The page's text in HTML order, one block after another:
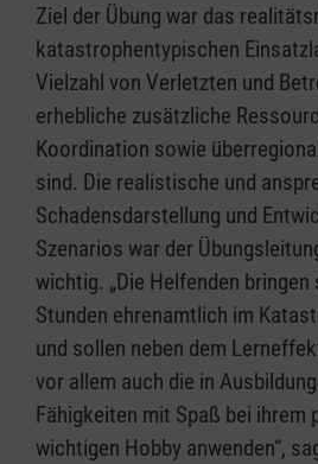
Ziel der Übung war das
katastrophentypischen
Vielzahl von Verletzten und
erhebliche zusätzliche
Koordination sowie
sind. Die realistische und
Schadensdarstellung und
Szenarios war der
wichtig. „Die Helfenden
Stunden ehrenamtlich im
und sollen neben dem
vor allem auch die in
Fähigkeiten mit Spaß bei ihrem
wichtigen Hobby anwenden“,